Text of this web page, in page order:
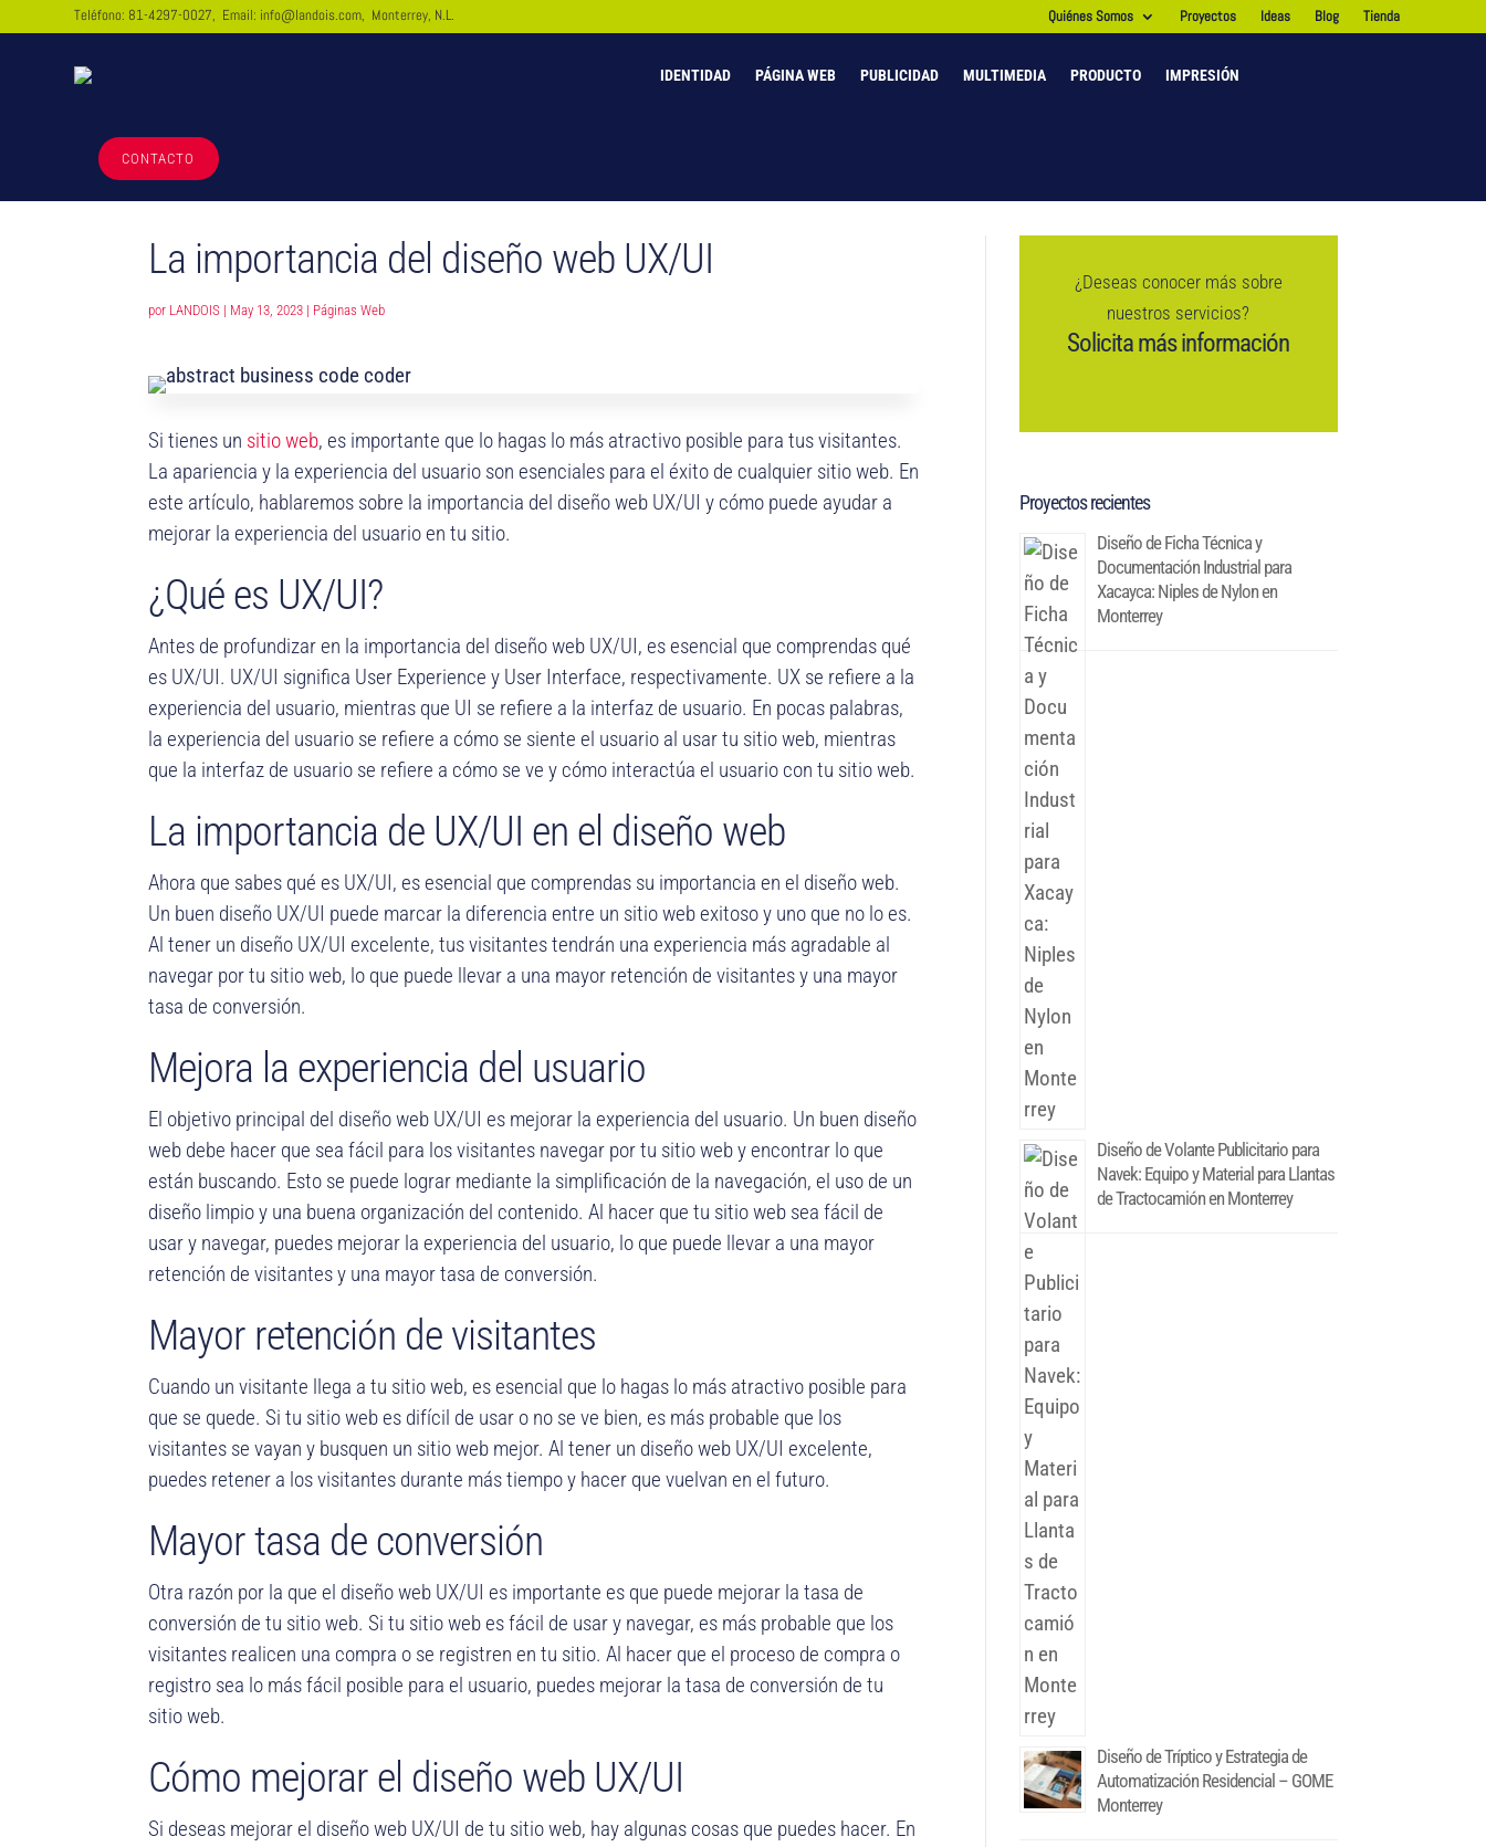
Teléfono: 81-4297-0027, Email: info@landois.com, Monterrey, N.L. Quiénes Somos Proyectos Ideas Blog Tienda
IDENTIDAD PÁGINA WEB PUBLICIDAD MULTIMEDIA PRODUCTO IMPRESIÓN
CONTACTO
La importancia del diseño web UX/UI
por LANDOIS | May 13, 2023 | Páginas Web
Si tienes un sitio web, es importante que lo hagas lo más atractivo posible para tus visitantes.
La apariencia y la experiencia del usuario son esenciales para el éxito de cualquier sitio web. En
este artículo, hablaremos sobre la importancia del diseño web UX/UI y cómo puede ayudar a
mejorar la experiencia del usuario en tu sitio.
¿Qué es UX/UI?
Antes de profundizar en la importancia del diseño web UX/UI, es esencial que comprendas qué
es UX/UI. UX/UI significa User Experience y User Interface, respectivamente. UX se refiere a la
experiencia del usuario, mientras que UI se refiere a la interfaz de usuario. En pocas palabras,
la experiencia del usuario se refiere a cómo se siente el usuario al usar tu sitio web, mientras
que la interfaz de usuario se refiere a cómo se ve y cómo interactúa el usuario con tu sitio web.
La importancia de UX/UI en el diseño web
Ahora que sabes qué es UX/UI, es esencial que comprendas su importancia en el diseño web.
Un buen diseño UX/UI puede marcar la diferencia entre un sitio web exitoso y uno que no lo es.
Al tener un diseño UX/UI excelente, tus visitantes tendrán una experiencia más agradable al
navegar por tu sitio web, lo que puede llevar a una mayor retención de visitantes y una mayor
tasa de conversión.
Mejora la experiencia del usuario
El objetivo principal del diseño web UX/UI es mejorar la experiencia del usuario. Un buen diseño
web debe hacer que sea fácil para los visitantes navegar por tu sitio web y encontrar lo que
están buscando. Esto se puede lograr mediante la simplificación de la navegación, el uso de un
diseño limpio y una buena organización del contenido. Al hacer que tu sitio web sea fácil de
usar y navegar, puedes mejorar la experiencia del usuario, lo que puede llevar a una mayor
retención de visitantes y una mayor tasa de conversión.
Mayor retención de visitantes
Cuando un visitante llega a tu sitio web, es esencial que lo hagas lo más atractivo posible para
que se quede. Si tu sitio web es difícil de usar o no se ve bien, es más probable que los
visitantes se vayan y busquen un sitio web mejor. Al tener un diseño web UX/UI excelente,
puedes retener a los visitantes durante más tiempo y hacer que vuelvan en el futuro.
Mayor tasa de conversión
Otra razón por la que el diseño web UX/UI es importante es que puede mejorar la tasa de
conversión de tu sitio web. Si tu sitio web es fácil de usar y navegar, es más probable que los
visitantes realicen una compra o se registren en tu sitio. Al hacer que el proceso de compra o
registro sea lo más fácil posible para el usuario, puedes mejorar la tasa de conversión de tu
sitio web.
Cómo mejorar el diseño web UX/UI
Si deseas mejorar el diseño web UX/UI de tu sitio web, hay algunas cosas que puedes hacer. En
¿Deseas conocer más sobre
nuestros servicios?
Solicita más información
Proyectos recientes
Diseño de Ficha Técnica y
Documentación Industrial para
Xacayca: Niples de Nylon en
Monterrey
Diseño de Volante Publicitario para
Navek: Equipo y Material para Llantas
de Tractocamión en Monterrey
Diseño de Tríptico y Estrategia de
Automatización Residencial – GOME
Monterrey